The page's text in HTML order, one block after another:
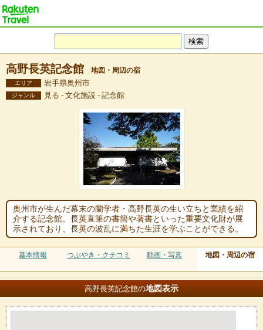
高野長英記念館 地図・周辺の宿
エリア 岩手県奥州市
ジャンル 見る - 文化施設 - 記念館
奥州市が生んだ幕末の蘭学者・高野長英の生い立ちと業績を紹
介する記念館。長英直筆の書簡や著書といった重要文化財が展
示されており、長英の波乱に満ちた生涯を学ぶことができる。
基本情報 つぶやき・クチコミ 動画・写真 地図・周辺の宿
高野長英記念館の地図表示